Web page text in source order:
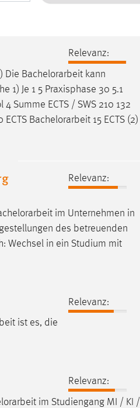
Relevanz:
Die Bachelorarbeit kann
1) Je 1 5 Praxisphase 30 5.1
Summe ECTS / SWS 210 132
ECTS Bachelorarbeit 15 ECTS (2)
Relevanz:
im Unternehmen in
des betreuenden
Wechsel in ein Studium mit
Relevanz:
ist es, die
Relevanz:
im Studiengang MI / KI /